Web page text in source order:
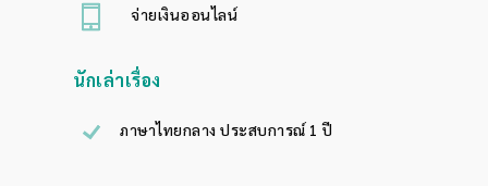
จ่ายเงินออนไลน์
นักเล่าเรื่อง
ภาษาไทยกลาง ประสบการณ์ 1 ปี